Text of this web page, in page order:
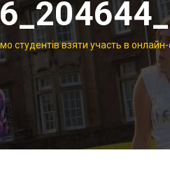
студентів взяти участь в